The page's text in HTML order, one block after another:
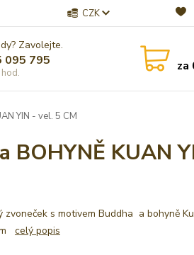
CZK
Zavolejte.
095 795 za
YIN - vel. 5 CM
BOHYNĚ KUAN
zvoneček s motivem Buddha a bohyně
celý popis